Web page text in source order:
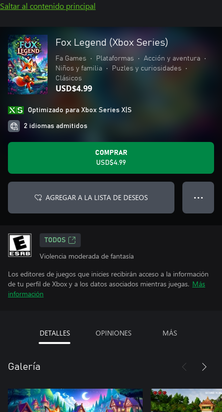
Saltar al contenido principal
Fox Legend (Xbox Series)
Fa Games • Plataformas • Acción y aventura
•
Niños y familia
• Puzles y curiosidades
•
Clásicos
USD$4.99
Optimizado para Xbox Series X|S
2 idiomas admitidos
COMPRAR
USD$4.99
AGREGAR A LA LISTA DE DESEOS ● ● ●
TODOS
Violencia moderada de fantasía
Los editores de juegos que inicies recibirán acceso a la información
de tu perfil de Xbox y a los datos asociados mientras juegas. Más
información
DETALLES OPINIONES MÁS
Galería